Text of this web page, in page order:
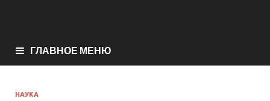
ГЛАВНОЕ МЕНЮ
НАУКА